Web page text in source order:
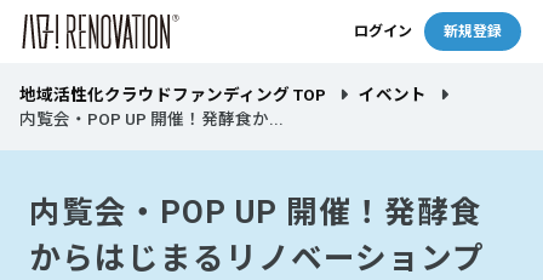
ログイン 新規登録
地域活性化クラウドファンディング TOP
イベント
内覧会・POP UP 開催！発酵食か...
内覧会・POP UP 開催！発酵食
からはじまるリノベーションプ